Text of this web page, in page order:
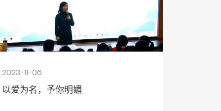
2023-11-06
以爱为名，予你明媚